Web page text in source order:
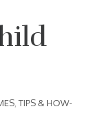
, TIPS & HOW-